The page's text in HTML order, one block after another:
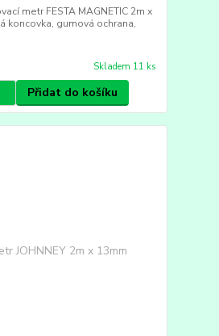
metr FESTA MAGNETIC 2m x
koncovka, gumová ochrana,
Skladem 11 ks
Přidat do košíku